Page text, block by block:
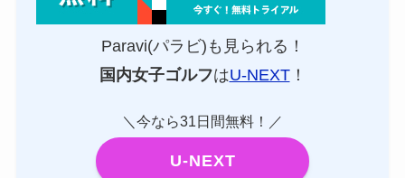
Paravi(パラビ)も見られる！
国内女子ゴルフはU-NEXT！
＼今なら31日間無料！／
U-NEXT